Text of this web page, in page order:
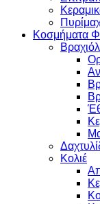
Κοσμήματα
Κολιέ